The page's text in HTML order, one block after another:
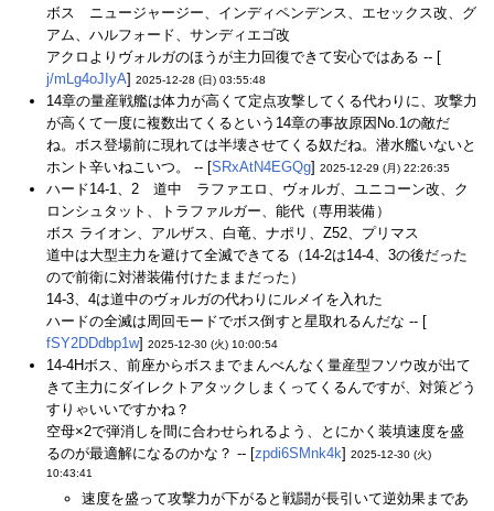
ボス ニュージャージー、インディペンデンス、エセックス改、グ
アム、ハルフォード、サンディエゴ改
アクロよりヴォルガのほうが主力回復できて安心ではある -- [
j/mLg4oJIyA] 2025-12-28 (日) 03:55:48
14章の量産戦艦は体力が高くて定点攻撃してくる代わりに、攻撃力
が高くて一度に複数出てくるという14章の事故原因No.1の敵だ
ね。ボス登場前に現れては半壊させてくる奴だね。潜水艦いないと
ホント辛いねこいつ。 -- [SRxAtN4EGQg] 2025-12-29 (月) 22:26:35
ハード14-1、2 道中 ラファエロ、ヴォルガ、ユニコーン改、ク
ロンシュタット、トラファルガー、能代（専用装備）
ボス ライオン、アルザス、白竜、ナポリ、Z52、プリマス
道中は大型主力を避けて全滅できてる（14-2は14-4、3の後だった
ので前衛に対潜装備付けたままだった）
14-3、4は道中のヴォルガの代わりにルメイを入れた
ハードの全滅は周回モードでボス倒すと星取れるんだな -- [
fSY2DDdbp1w] 2025-12-30 (火) 10:00:54
14-4Hボス、前座からボスまでまんべんなく量産型フソウ改が出て
きて主力にダイレクトアタックしまくってくるんですが、対策どう
すりゃいいですかね？
空母×2で弾消しを間に合わせられるよう、とにかく装填速度を盛
るのが最適解になるのかな？ -- [zpdi6SMnk4k] 2025-12-30 (火)
10:43:41
速度を盛って攻撃力が下がると戦闘が長引いて逆効果まであ